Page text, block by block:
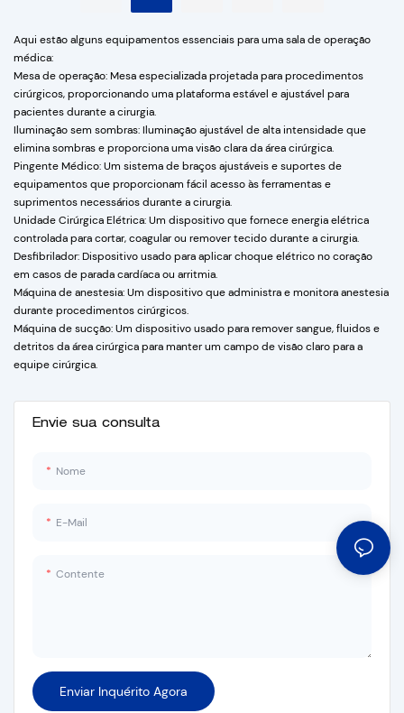
Envie sua consulta
Nome
E-Mail
Contente
Enviar Inquérito Agora
Aqui estão alguns equipamentos essenciais para uma sala de operação
médica:
Mesa de operação: Mesa especializada projetada para procedimentos
cirúrgicos, proporcionando uma plataforma estável e ajustável para
pacientes durante a cirurgia.
Iluminação sem sombras: Iluminação ajustável de alta intensidade que
elimina sombras e proporciona uma visão clara da área cirúrgica.
Pingente Médico: Um sistema de braços ajustáveis ​​e suportes de
equipamentos que proporcionam fácil acesso às ferramentas e
suprimentos necessários durante a cirurgia.
Unidade Cirúrgica Elétrica: Um dispositivo que fornece energia elétrica
controlada para cortar, coagular ou remover tecido durante a cirurgia.
Desfibrilador: Dispositivo usado para aplicar choque elétrico no coração
em casos de parada cardíaca ou arritmia.
Máquina de anestesia: Um dispositivo que administra e monitora anestesia
durante procedimentos cirúrgicos.
Máquina de sucção: Um dispositivo usado para remover sangue, fluidos e
detritos da área cirúrgica para manter um campo de visão claro para a
equipe cirúrgica.